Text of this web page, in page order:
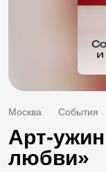
Москва События
Арт-
любви»